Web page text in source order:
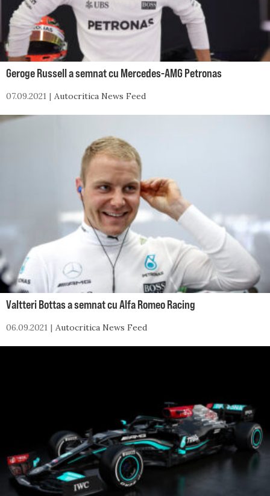
Geroge Russell a semnat cu Mercedes-AMG Petronas
07.09.2021 Autocritica News Feed
Valtteri Bottas a semnat cu Alfa Romeo Racing
06.09.2021 Autocritica News Feed